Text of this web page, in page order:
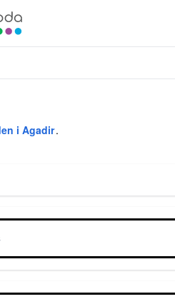
i Agadir.